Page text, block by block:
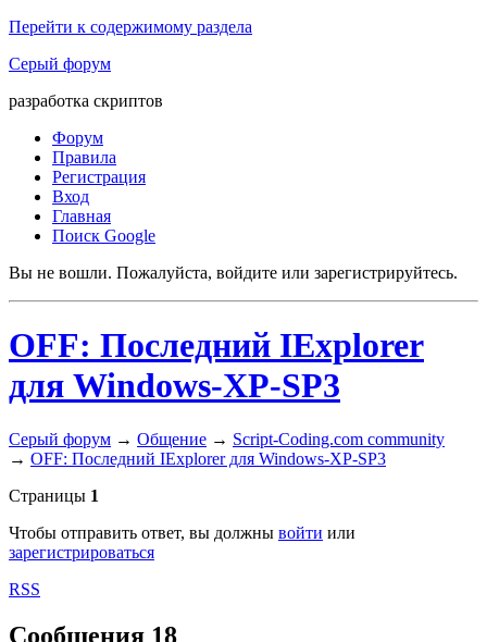
Перейти к содержимому раздела
Серый форум
разработка скриптов
Форум
Правила
Регистрация
Вход
Главная
Поиск Google
Вы не вошли. Пожалуйста, войдите или зарегистрируйтесь.
OFF: Последний IExplorer
для Windows-XP-SP3
Серый форум → Общение → Script-Coding.com community
→ OFF: Последний IExplorer для Windows-XP-SP3
Страницы 1
Чтобы отправить ответ, вы должны войти или
зарегистрироваться
RSS
Сообщения 18